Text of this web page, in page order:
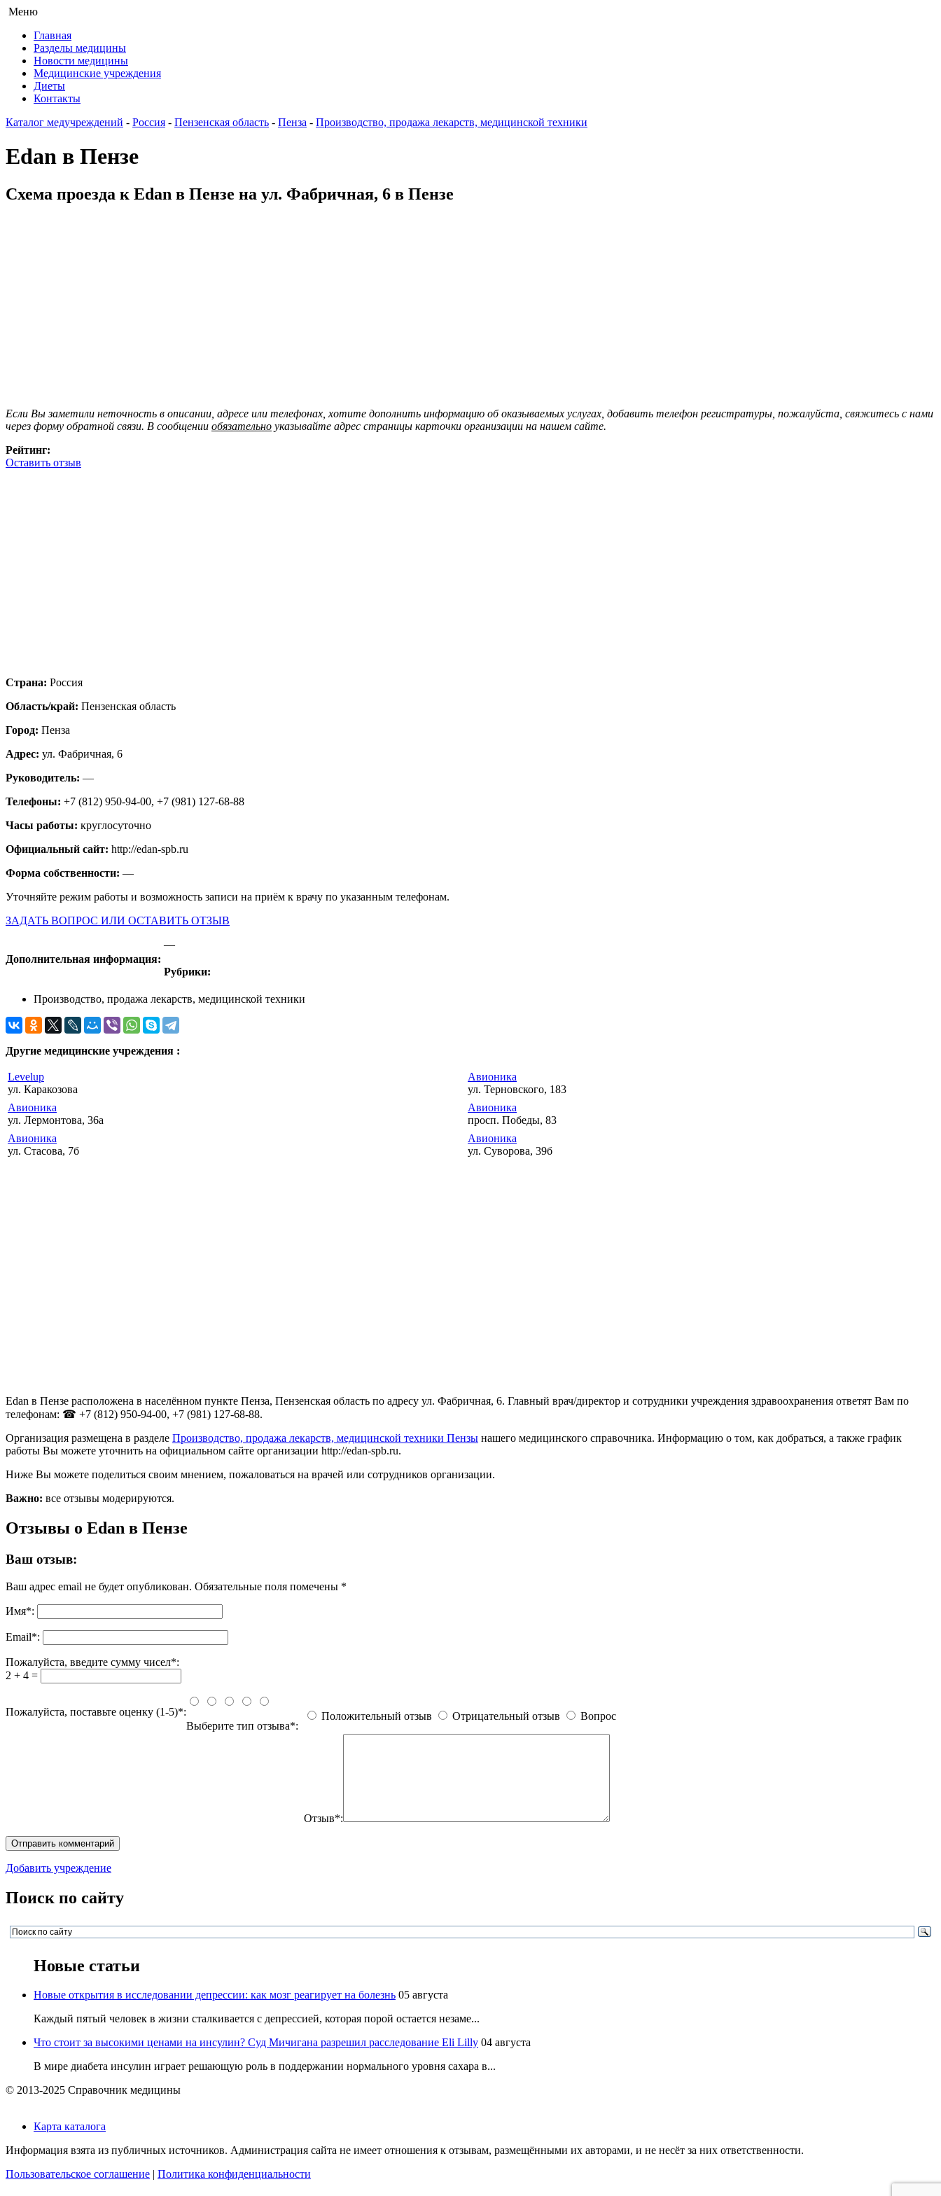
Меню
Главная
Разделы медицины
Новости медицины
Медицинские учреждения
Диеты
Контакты
Каталог медучреждений - Россия - Пензенская область - Пенза - Производство, продажа лекарств, медицинской техники
Edan в Пензе
Схема проезда к Edan в Пензе на ул. Фабричная, 6 в Пензе
Если Вы заметили неточность в описании, адресе или телефонах, хотите дополнить информацию об оказываемых услугах, добавить телефон регистратуры, пожалуйста, свяжитесь с нами
через форму обратной связи. В сообщении обязательно указывайте адрес страницы карточки организации на нашем сайте.
Рейтинг:
Оставить отзыв
Страна: Россия
Область/край: Пензенская область
Город: Пенза
Адрес: ул. Фабричная, 6
Руководитель: —
Телефоны: +7 (812) 950-94-00, +7 (981) 127-68-88
Часы работы: круглосуточно
Официальный сайт: http://edan-spb.ru
Форма собственности: —
Уточняйте режим работы и возможность записи на приём к врачу по указанным телефонам.
ЗАДАТЬ ВОПРОС ИЛИ ОСТАВИТЬ ОТЗЫВ
Дополнительная информация:
—
Рубрики:
Производство, продажа лекарств, медицинской техники
Другие медицинские учреждения :
Levelup
ул. Каракозова
Авионика
ул. Терновского, 183
Авионика
ул. Лермонтова, 36а
Авионика
просп. Победы, 83
Авионика
ул. Стасова, 7б
Авионика
ул. Суворова, 39б
Edan в Пензе расположена в населённом пункте Пенза, Пензенская область по адресу ул. Фабричная, 6. Главный врач/директор и сотрудники учреждения здравоохранения ответят Вам по
телефонам: ☎ +7 (812) 950-94-00, +7 (981) 127-68-88.
Организация размещена в разделе Производство, продажа лекарств, медицинской техники Пензы нашего медицинского справочника. Информацию о том, как добраться, а также график
работы Вы можете уточнить на официальном сайте организации http://edan-spb.ru.
Ниже Вы можете поделиться своим мнением, пожаловаться на врачей или сотрудников организации.
Важно: все отзывы модерируются.
Отзывы о Edan в Пензе
Ваш отзыв:
Ваш адрес email не будет опубликован. Обязательные поля помечены *
Имя*:
Email*:
Пожалуйста, введите сумму чисел*:
2 + 4 =
Пожалуйста, поставьте оценку (1-5)*:
Выберите тип отзыва*:
Положительный отзыв Отрицательный отзыв Вопрос
Отзыв*:
Добавить учреждение
Поиск по сайту
Новые статьи
Новые открытия в исследовании депрессии: как мозг реагирует на болезнь 05 августа
Каждый пятый человек в жизни сталкивается с депрессией, которая порой остается незаме...
Что стоит за высокими ценами на инсулин? Суд Мичигана разрешил расследование Eli Lilly 04 августа
В мире диабета инсулин играет решающую роль в поддержании нормального уровня сахара в...
© 2013-2025 Справочник медицины
Карта каталога
Информация взята из публичных источников. Администрация сайта не имеет отношения к отзывам, размещёнными их авторами, и не несёт за них ответственности.
Пользовательское соглашение
Политика конфиденциальности